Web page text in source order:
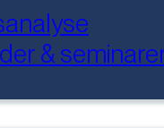
&